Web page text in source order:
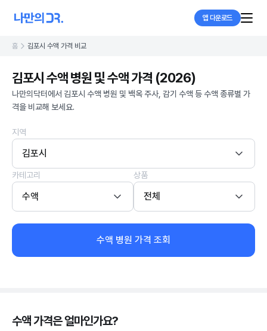
앱 다운로드
홈 김포시 수액 가격 비교
김포시 수액 병원 및 수액 가격 (2026)
나만의닥터에서 김포시 수액 병원 및 백옥 주사, 감기 수액 등 수액 종류별 가
격을 비교해 보세요.
지역
김포시
카테고리
수액
상품
전체
수액 병원 가격 조회
수액 가격은 얼마인가요?